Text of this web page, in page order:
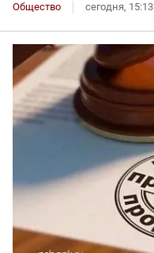
Общество сегодня, 15:13